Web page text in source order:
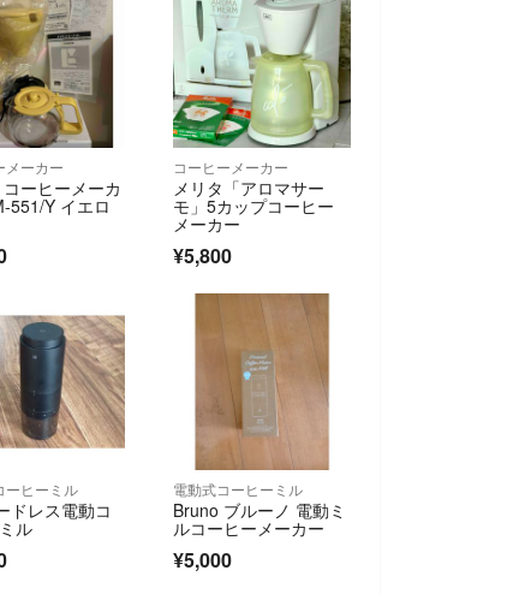
メーカー
ーヒーメーカ
551/Y イエロ
コーヒーメーカー
メリタ「アロマサー
モ」5カップコーヒー
メーカー
¥5,800
ーヒーミル
ドレス電動コ
ル
電動式コーヒーミル
Bruno ブルーノ 電動ミ
ルコーヒーメーカー
¥5,000